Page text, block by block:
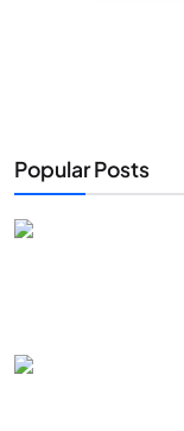
Popular Posts